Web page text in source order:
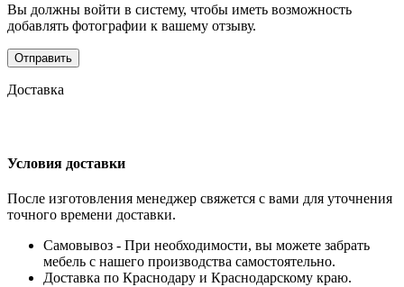
Вы должны войти в систему, чтобы иметь возможность
добавлять фотографии к вашему отзыву.
Доставка
Условия доставки
После изготовления менеджер свяжется с вами для уточнения
точного времени доставки.
Самовывоз - При необходимости, вы можете забрать
мебель с нашего производства самостоятельно.
Доставка по Краснодару и Краснодарскому краю.